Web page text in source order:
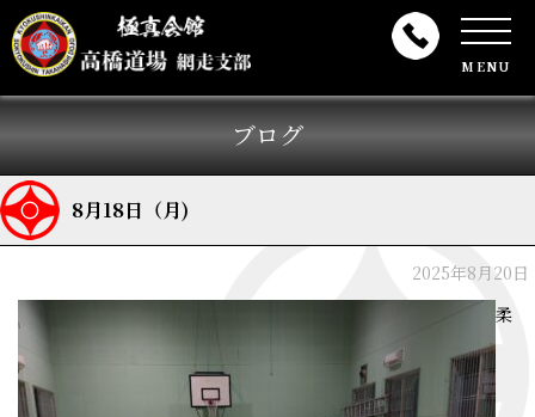
MENU
ブログ
8月18日（月)
2025年8月20日
柔